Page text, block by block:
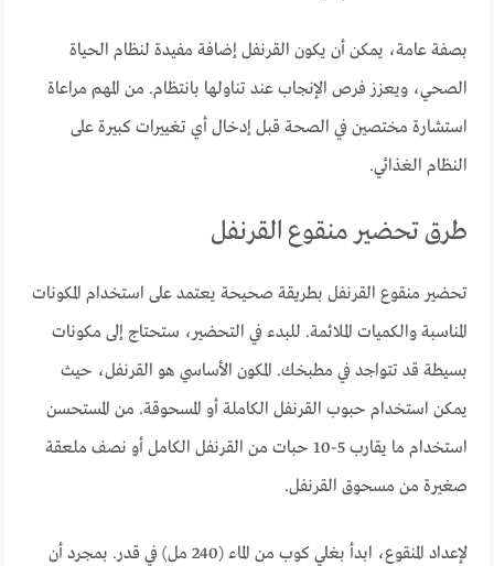
بصفة عامة، يمكن أن يكون القرنفل إضافة مفيدة لنظام الحياة
الصحي، ويعزز فرص الإنجاب عند تناولها بانتظام. من المهم مراعاة
استشارة مختصين في الصحة قبل إدخال أي تغييرات كبيرة على
النظام الغذائي.
طرق تحضير منقوع القرنفل
تحضير منقوع القرنفل بطريقة صحيحة يعتمد على استخدام المكونات
المناسبة والكميات الملائمة. للبدء في التحضير، ستحتاج إلى مكونات
بسيطة قد تتواجد في مطبخك. المكون الأساسي هو القرنفل، حيث
يمكن استخدام حبوب القرنفل الكاملة أو المسحوقة. من المستحسن
استخدام ما يقارب 5-10 حبات من القرنفل الكامل أو نصف ملعقة
صغيرة من مسحوق القرنفل.
لإعداد المنقوع، ابدأ بغلي كوب من الماء (240 مل) في قدر. بمجرد أن